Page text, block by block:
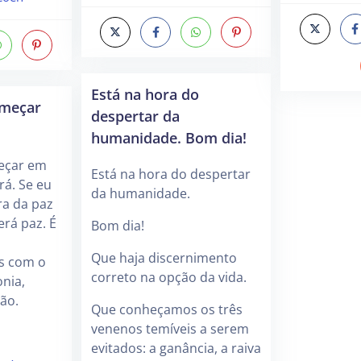
em
Se eu
da paz
paz. É
com o
Está na hora do
despertar da
humanidade. Bom dia!
Está na hora do despertar
da humanidade.
Bom dia!
Que haja discernimento
correto na opção da vida.
Que conheçamos os três
venenos temíveis a serem
evitados: a ganância, a raiva